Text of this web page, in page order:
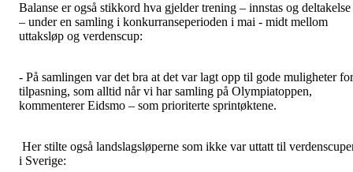
Balanse er også stikkord hva gjelder trening – innstas og deltakelse
– under en samling i konkurranseperioden i mai - midt mellom
uttaksløp og verdenscup:
- På samlingen var det bra at det var lagt opp til gode muligheter for
tilpasning, som alltid når vi har samling på Olympiatoppen,
kommenterer Eidsmo – som prioriterte sprintøktene.
Her stilte også landslagsløperne som ikke var uttatt til
i Sverige: